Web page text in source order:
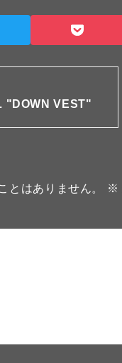
"DOWN VEST"
とはありません。 ※